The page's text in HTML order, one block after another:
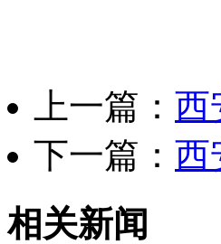
上一篇： 西
下一篇： 西
相关新闻